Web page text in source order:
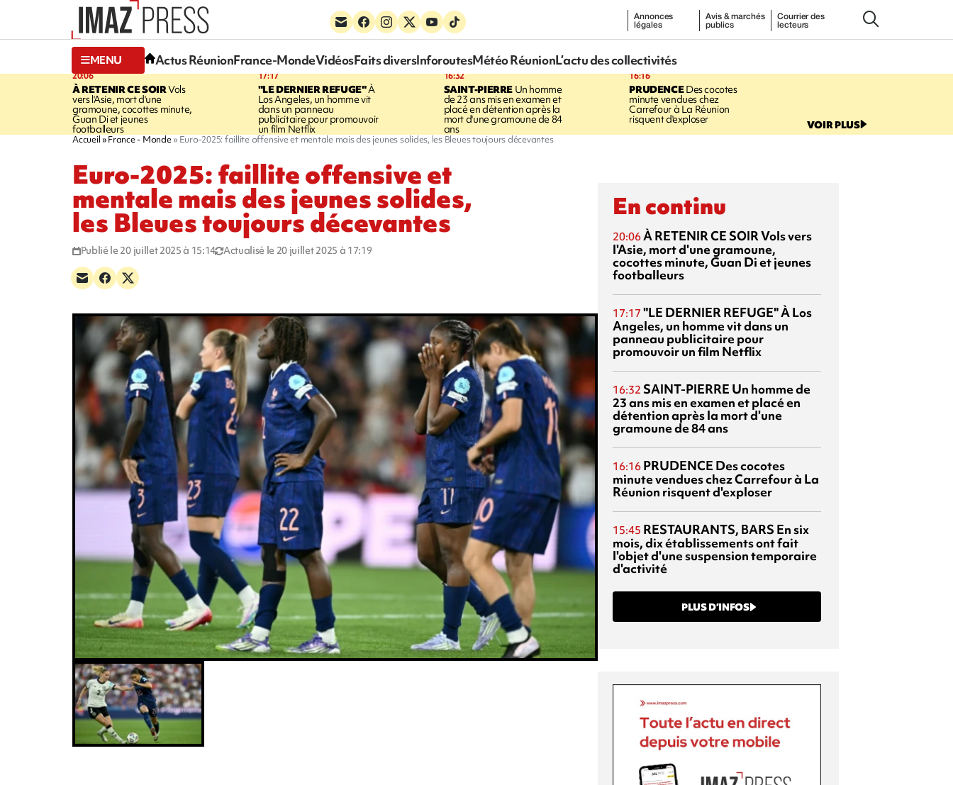
Annonces
légales
Avis & marchés
publics
Courrier des
lecteurs
MENU Actus RéunionFrance-MondeVidéosFaits diversInforoutesMétéo RéunionL’actu des collectivités
20:06
À RETENIR CE SOIRVols
vers l'Asie, mort d'une
gramoune, cocottes minute,
Guan Di et jeunes
footballeurs
17:17
"LE DERNIER REFUGE"À
Los Angeles, un homme vit
dans un panneau
publicitaire pour promouvoir
un film Netflix
16:32
SAINT-PIERREUn homme
de 23 ans mis en examen et
placé en détention après la
mort d'une gramoune de 84
ans
16:16
PRUDENCEDes cocotes
minute vendues chez
Carrefour à La Réunion
risquent d'exploser VOIR PLUS
Accueil France - Monde Euro-2025: faillite offensive et mentale mais des jeunes solides, les Bleues toujours décevantes
Euro-2025: faillite offensive et
mentale mais des jeunes solides,
les Bleues toujours décevantes
Publié le 20 juillet 2025 à 15:14 Actualisé le 20 juillet 2025 à 17:19
En continu
20:06À RETENIR CE SOIRVols vers
l'Asie, mort d'une gramoune,
cocottes minute, Guan Di et jeunes
footballeurs
17:17 "LE DERNIER REFUGE"À Los
Angeles, un homme vit dans un
panneau publicitaire pour
promouvoir un film Netflix
16:32 SAINT-PIERRE Un homme de
23 ans mis en examen et placé en
détention après la mort d'une
gramoune de 84 ans
16:16 PRUDENCE Des cocotes
minute vendues chez Carrefour à La
Réunion risquent d'exploser
15:45 RESTAURANTS, BARS En six
mois, dix établissements ont fait
l'objet d'une suspension temporaire
d'activité
PLUS D’INFOS